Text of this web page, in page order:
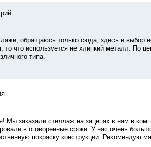
обращаюсь только сюда, здесь и выбор
то что используется не хлипкий металл.
типа.
Мы заказали стеллаж на зацепах к нам в
в оговоренные сроки. У нас очень
покраску конструкции. Рекомендую